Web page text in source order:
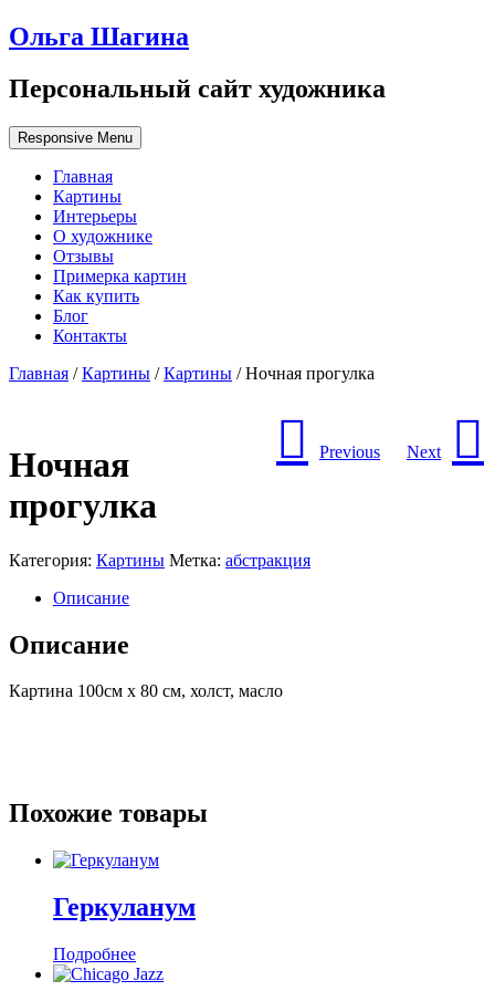
Ольга Шагина
Персональный сайт художника
Responsive Menu
Главная
Картины
Интерьеры
О художнике
Отзывы
Примерка картин
Как купить
Блог
Контакты
Главная /Картины /Картины / Ночная прогулка
Previous Next
Ночная
прогулка
Категория: Картины Метка: абстракция
Описание
Описание
Картина 100см x 80 см, холст, масло
Похожие товары
Геркуланум
Подробнее